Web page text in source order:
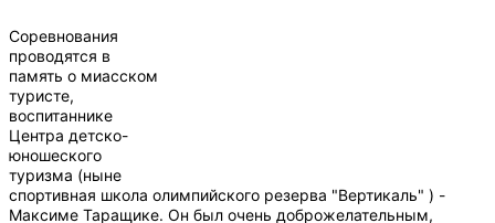
Соревнования
проводятся в
память о миасском
туристе,
воспитаннике
Центра детско-
юношеского
туризма (ныне
спортивная школа олимпийского резерва "Вертикаль" ) -
Максиме Таращике. Он был очень доброжелательным,